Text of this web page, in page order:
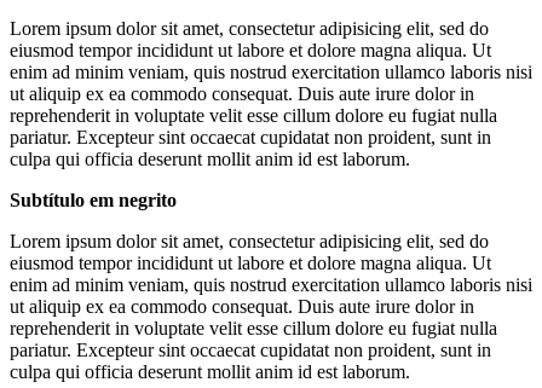
Lorem ipsum dolor sit amet, consectetur adipisicing elit, sed do
eiusmod tempor incididunt ut labore et dolore magna aliqua. Ut
enim ad minim veniam, quis nostrud exercitation ullamco laboris nisi
ut aliquip ex ea commodo consequat. Duis aute irure dolor in
reprehenderit in voluptate velit esse cillum dolore eu fugiat nulla
pariatur. Excepteur sint occaecat cupidatat non proident, sunt in
culpa qui officia deserunt mollit anim id est laborum.
Subtítulo em negrito
Lorem ipsum dolor sit amet, consectetur adipisicing elit, sed do
eiusmod tempor incididunt ut labore et dolore magna aliqua. Ut
enim ad minim veniam, quis nostrud exercitation ullamco laboris nisi
ut aliquip ex ea commodo consequat. Duis aute irure dolor in
reprehenderit in voluptate velit esse cillum dolore eu fugiat nulla
pariatur. Excepteur sint occaecat cupidatat non proident, sunt in
culpa qui officia deserunt mollit anim id est laborum.